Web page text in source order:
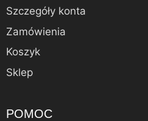
Szczegóły konta
Zamówienia
Koszyk
Sklep
POMOC